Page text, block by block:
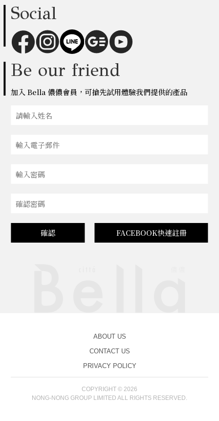
Social
Be our friend
加入 Bella 儂儂會員，可搶先試用體驗我們提供的產品
確認 FACEBOOK快速註冊
ABOUT US
CONTACT US
PRIVACY POLICY
COPYRIGHT © 2026
NONG-NONG GROUP LIMITED ALL RIGHTS RESERVED.